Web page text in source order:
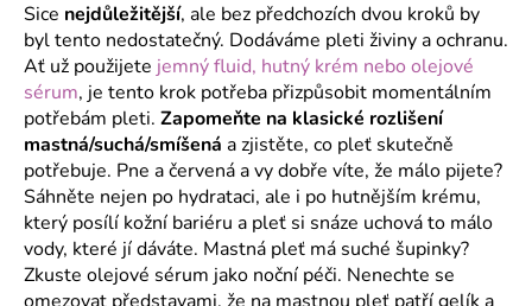
Sice nejdůležitější, ale bez předchozích dvou kroků by
byl tento nedostatečný. Dodáváme pleti živiny a ochranu.
Ať už použijete jemný fluid, hutný krém nebo olejové
sérum, je tento krok potřeba přizpůsobit momentálním
potřebám pleti. Zapomeňte na klasické rozlišení
mastná/suchá/smíšená a zjistěte, co pleť skutečně
potřebuje. Pne a červená a vy dobře víte, že málo pijete?
Sáhněte nejen po hydrataci, ale i po hutnějším krému,
který posílí kožní bariéru a pleť si snáze uchová to málo
vody, které jí dáváte. Mastná pleť má suché šupinky?
Zkuste olejové sérum jako noční péči. Nenechte se